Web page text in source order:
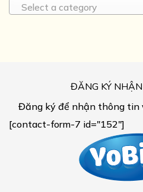
Select a category
ĐĂNG KÝ
Đăng ký để nhận thông tin
[contact-form-7 id="152"]